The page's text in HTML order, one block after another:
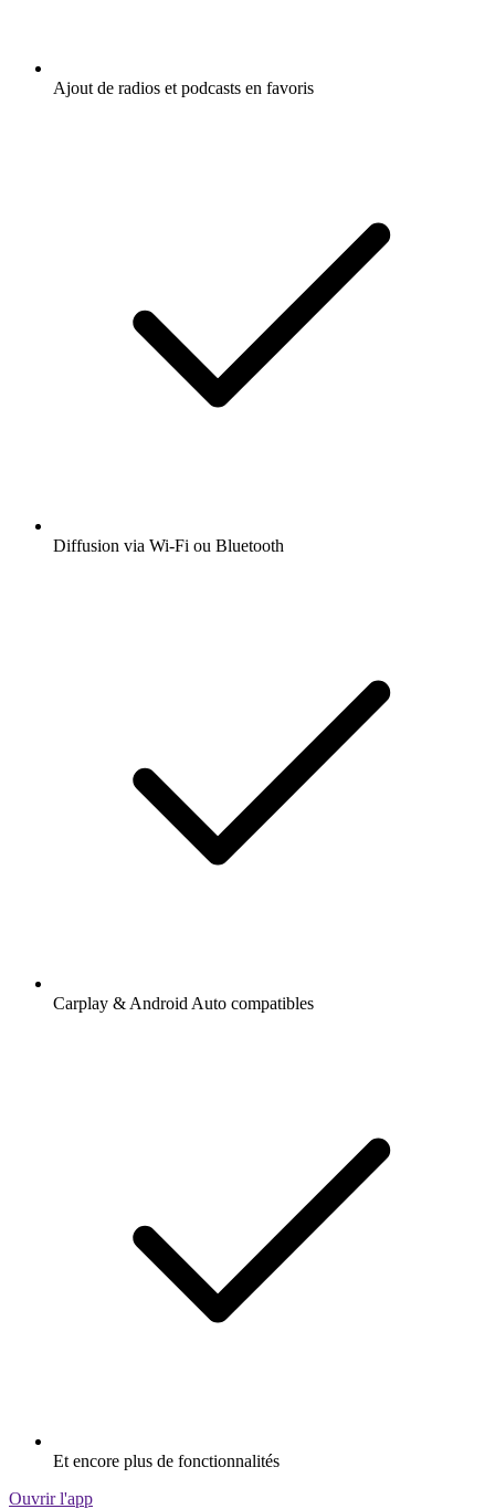
Ajout de radios et podcasts en favoris
Diffusion via Wi-Fi ou Bluetooth
Carplay & Android Auto compatibles
Et encore plus de fonctionnalités
Ouvrir l'app